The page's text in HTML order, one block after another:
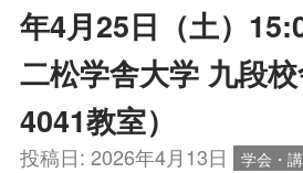
年4月25日（土）
二松学舎大学 九段
4041教室）
投稿日: 2026年4月13日 学会・